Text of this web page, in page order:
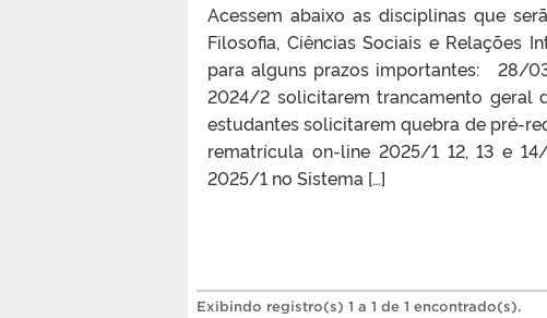
Acessem abaixo as disciplinas que
Filosofia, Ciências Sociais e
para alguns prazos importantes: 28/
2024/2 solicitarem trancamento geral
estudantes solicitarem quebra de pré-
rematrícula on-line 2025/1 12, 13 e
2025/1 no Sistema […]
Exibindo registro(s) 1 a 1 de 1 encontrado(s).